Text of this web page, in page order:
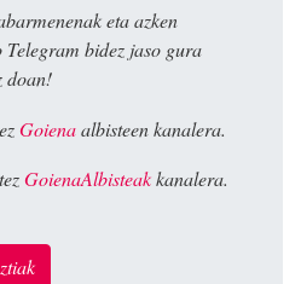
eta azken
bidez jaso gura
doan!
Goienaalbisteen kanalera.
GoienaAlbisteakkanalera.